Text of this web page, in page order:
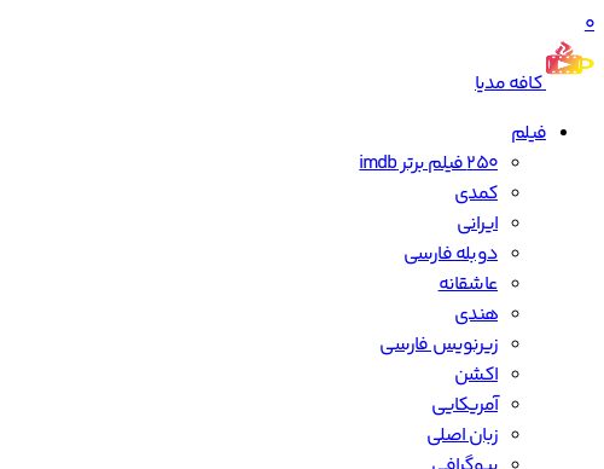
0
کافه مدیا
فیلم
250 فیلم برتر imdb
کمدی
ایرانی
دوبله فارسی
عاشقانه
هندی
زیرنویس فارسی
اکشن
آمریکایی
زبان اصلی